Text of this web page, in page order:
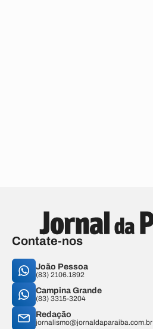
Contate-nos
João Pessoa
(83) 2106.1892
Campina Grande
(83) 3315-3204
Redação
jornalismo@jornaldaparaiba.com.br